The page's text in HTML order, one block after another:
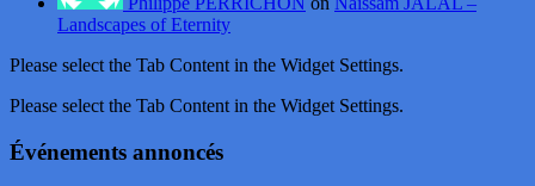
Landscapes of Eternity
Please select the Tab Content in the Widget Settings.
Please select the Tab Content in the Widget Settings.
Événements annoncés